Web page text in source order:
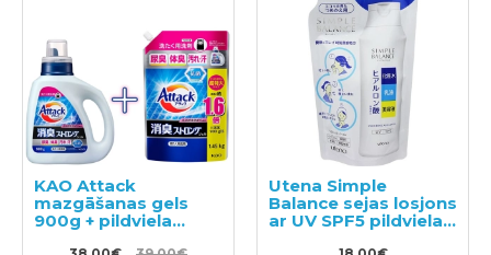
KAO Attack
mazgāšanas gels
900g + pildviela
Utena Simple
Balance sejas losjons
ar UV SPF5 pildviela